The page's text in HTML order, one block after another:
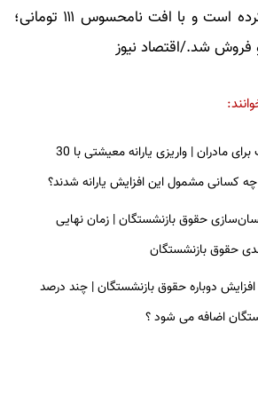
سیر نزولی را تجربه کرده است و با افت نامحسوس ۱۱۱ تومانی؛
پرداخت کالابرگ برای مادران | واریزی یارانه معیشتی با 30
کسانی مشمول این افزایش یارانه شدند؟
حقوق بازنشستگان | زمان نهایی
افزایش دوباره حقوق بازنشستگان | چند درصد
اضافه می شود ؟